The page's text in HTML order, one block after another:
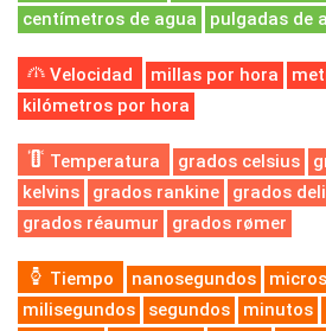
centímetros de agua
pulgadas de
Velocidad millas por hora
kilómetros por hora
Temperatura grados celsius
kelvins
grados rankine grados
grados réaumur
grados rømer
Tiempo nanosegundos
milisegundos
segundos minutos